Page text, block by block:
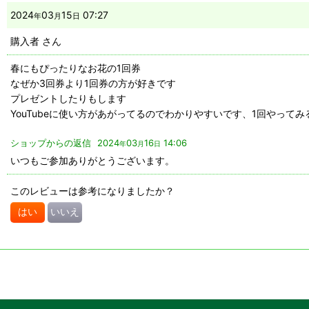
2024年03 月15日 07:27
購入者 さん
春にもぴったりなお花の1回券
なぜか3回券より1回券の方が好きです
プレゼントしたりもします
YouTubeに使い方があがってるのでわかりやすいです、1回やって
ショップからの返信 2024年03月16日 14:06
いつもご参加ありがとうございます。
このレビューは参考になりましたか？
はい いいえ